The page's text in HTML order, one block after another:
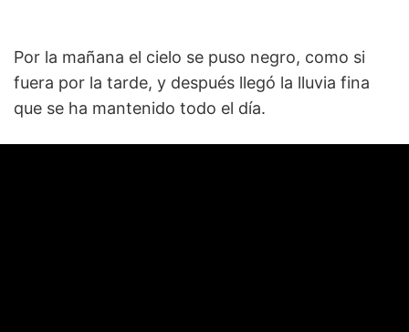
Por la mañana el cielo se puso negro, como si
fuera por la tarde, y después llegó la lluvia fina
que se ha mantenido todo el día.